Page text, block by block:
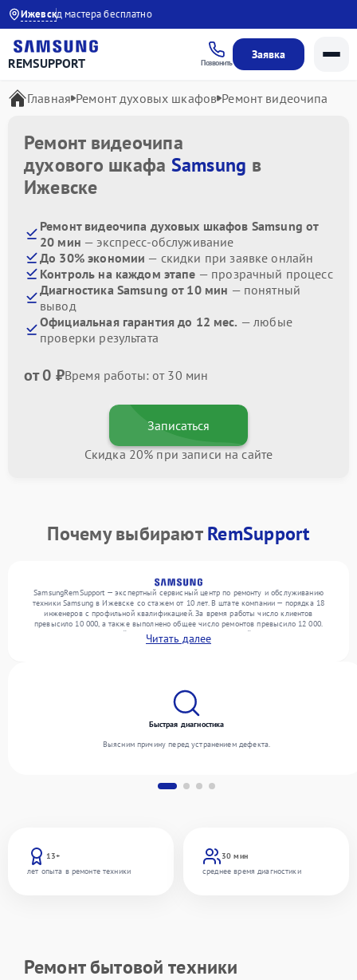
Ижевск
Выезд мастера бесплатно
REMSUPPORT Позвонить
Заявка
Главная Ремонт духовых шкафов Ремонт видеочипа
Ремонт видеочипа
духового шкафа Samsung в
Ижевске
Ремонт видеочипа духовых шкафов Samsung от
20 мин — экспресс-обслуживание
До 30% экономии — скидки при заявке онлайн
Контроль на каждом этапе — прозрачный процесс
Диагностика Samsung от 10 мин — понятный
вывод
Официальная гарантия до 12 мес. — любые
проверки результата
от 0 ₽Время работы: от 30 мин
Записаться
Скидка 20% при записи на сайте
Почему выбираютRemSupport
SamsungRemSupport — экспертный сервисный центр по ремонту и обслуживанию
техники Samsung в Ижевске со стажем от 10 лет. В штате компании — порядка 18
инженеров с профильной квалификацией. За время работы число клиентов
превысило 10 000, а также выполнено общее число ремонтов превысило 12 000.
Ежемесячно в сервисный центр поступает более 300 устройств, включая , , . Мы
беремся за задачи любой сложности и обеспечиваем надежный результат благодаря
Читать далее
13+
лет опыта в ремонте техники
30 мин
среднее время диагностики
Быстрая диагностика
Выясним причину перед устранением дефекта.
Ремонт бытовой техники